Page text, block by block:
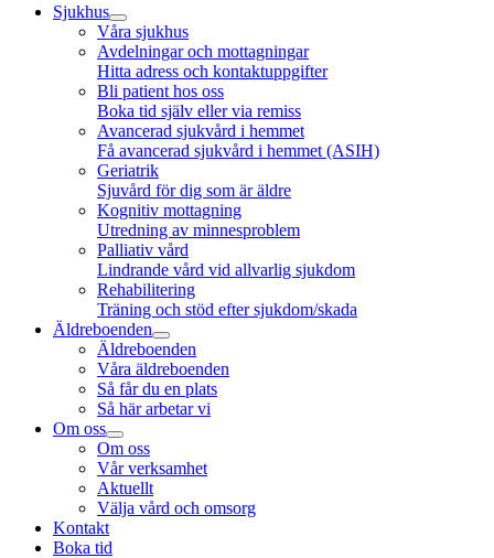
Sjukhus
Våra sjukhus
Avdelningar och mottagningar
Hitta adress och kontaktuppgifter
Bli patient hos oss
Boka tid själv eller via remiss
Avancerad sjukvård i hemmet
Få avancerad sjukvård i hemmet (ASIH)
Geriatrik
Sjuvård för dig som är äldre
Kognitiv mottagning
Utredning av minnesproblem
Palliativ vård
Lindrande vård vid allvarlig sjukdom
Rehabilitering
Träning och stöd efter sjukdom/skada
Äldreboenden
Äldreboenden
Våra äldreboenden
Så får du en plats
Så här arbetar vi
Om oss
Om oss
Vår verksamhet
Aktuellt
Välja vård och omsorg
Kontakt
Boka tid